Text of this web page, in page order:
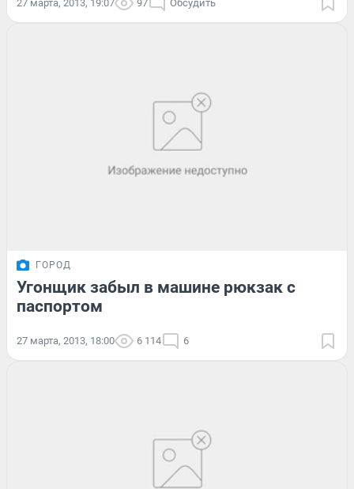
27 марта, 2013, 19:07 97 Обсудить
ГОРОД
Угонщик забыл в машине рюкзак с
паспортом
27 марта, 2013, 18:00 6 114 6